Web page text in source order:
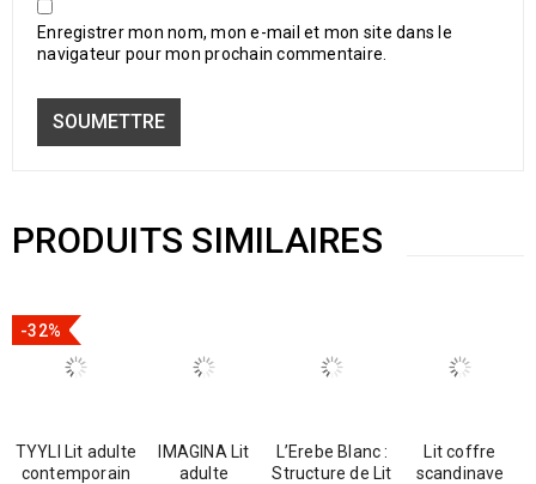
Enregistrer mon nom, mon e-mail et mon site dans le
navigateur pour mon prochain commentaire.
PRODUITS SIMILAIRES
-32%
TYYLI Lit adulte
contemporain
IMAGINA Lit
adulte
L’Erebe Blanc :
Structure de Lit
Lit coffre
scandinave